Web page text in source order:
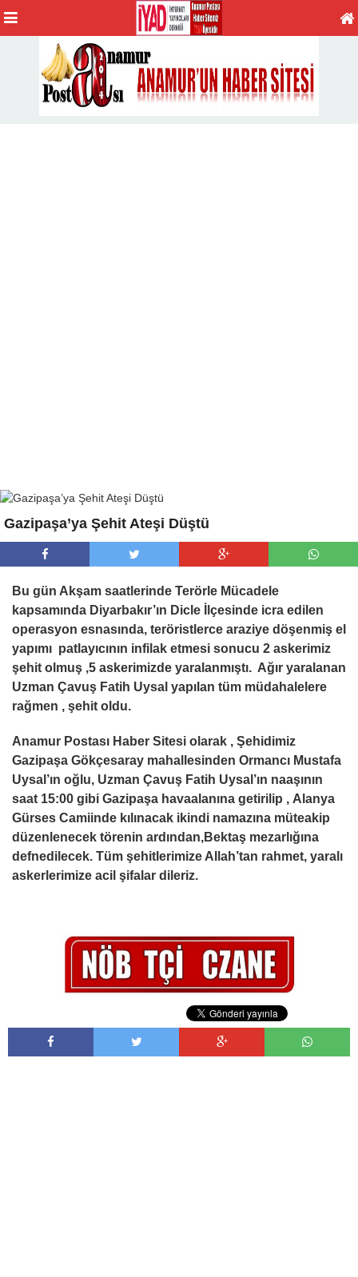
Gazipaşa’ya Şehit Ateşi Düştü
Bu gün Akşam saatlerinde Terörle Mücadele
kapsamında Diyarbakır’ın Dicle İlçesinde icra edilen
operasyon esnasında, teröristlerce araziye döşenmiş el
yapımı patlayıcının infilak etmesi sonucu 2 askerimiz
şehit olmuş ,5 askerimizde yaralanmıştı. Ağır yaralanan
Uzman Çavuş Fatih Uysal yapılan tüm müdahalelere
rağmen , şehit oldu.
Anamur Postası Haber Sitesi olarak , Şehidimiz
Gazipaşa Gökçesaray mahallesinden Ormancı Mustafa
Uysal’ın oğlu, Uzman Çavuş Fatih Uysal’ın naaşının
saat 15:00 gibi Gazipaşa havaalanına getirilip , Alanya
Gürses Camiinde kılınacak ikindi namazına müteakip
düzenlenecek törenin ardından,Bektaş mezarlığına
defnedilecek. Tüm şehitlerimize Allah’tan rahmet, yaralı
askerlerimize acil şifalar dileriz.